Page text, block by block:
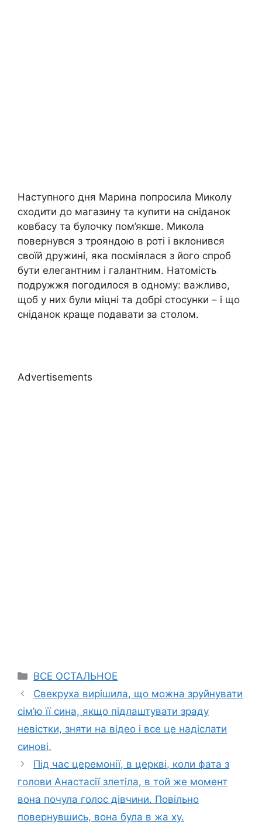
Наступного дня Марина попросила Миколу
сходити до магазину та купити на сніданок
ковбасу та булочку пом’якше. Микола
повернувся з трояндою в роті і вклонився
своїй дружині, яка посміялася з його спроб
бути елегантним і галантним. Натомість
подружжя погодилося в одному: важливо,
щоб у них були міцні та добрі стосунки – і що
сніданок краще подавати за столом.
Advertisements
Categories
ВСЕ ОСТАЛЬНОЕ
Свекруха вирішила, що можна зруйнувати
сім’ю її сина, якщо підлаштувати зраду
невістки, зняти на відео і все це надіслати
синові.
Під час церемонії, в церкві, коли фата з
голови Анастасії злетіла, в той же момент
вона почула голос дівчини. Повільно
повернувшись, вона була в жа ху.